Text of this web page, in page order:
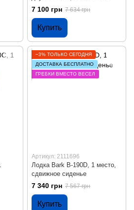
7 100 грн 7 634 грн
Купить
−3% ТОЛЬКО СЕГОДНЯ
ДОСТАВКА БЕСПЛАТНО
ГРЕБКИ ВМЕСТО ВЕСЕЛ
Артикул: 2111696
Лодка Bark B-190D, 1 место,
сдвижное сиденье
7 340 грн 7 567 грн
Купить